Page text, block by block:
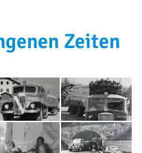
Zeiten